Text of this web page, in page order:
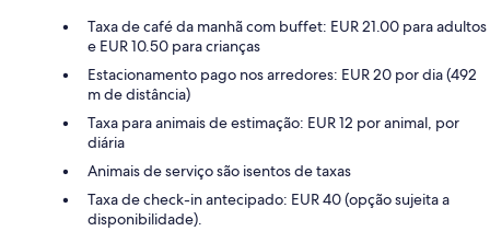
Taxa de café da manhã com buffet: EUR 21.00 para adultos
e EUR 10.50 para crianças
Estacionamento pago nos arredores: EUR 20 por dia (492
m de distância)
Taxa para animais de estimação: EUR 12 por animal, por
diária
Animais de serviço são isentos de taxas
Taxa de check-in antecipado: EUR 40 (opção sujeita a
disponibilidade).